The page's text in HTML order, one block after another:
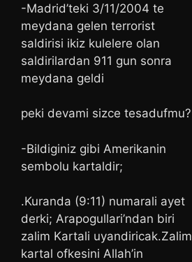
-Madrid’teki 3/11/2004 te
meydana gelen terrorist
saldirisi ikiz kulelere olan
saldirilardan 911 gun sonra
meydana geldi
peki devami sizce tesadufmu?
-Bildiginiz gibi Amerikanin
sembolu kartaldir;
.Kuranda (9:11) numarali ayet
derki; Arapogullari’ndan biri
zalim Kartali uyandiricak.Zalim
kartal ofkesini Allah’in